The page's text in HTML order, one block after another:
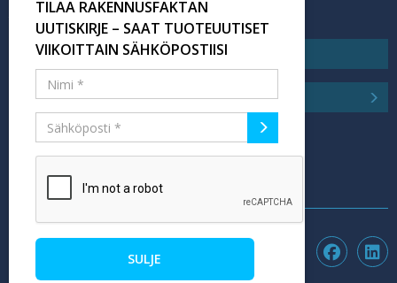
Tilaa uutiskirje
TILAA RAKENNUSFAKTAN
UUTISKIRJE – SAAT TUOTEUUTISET
VIIKOITTAIN SÄHKÖPOSTIISI
SULJE